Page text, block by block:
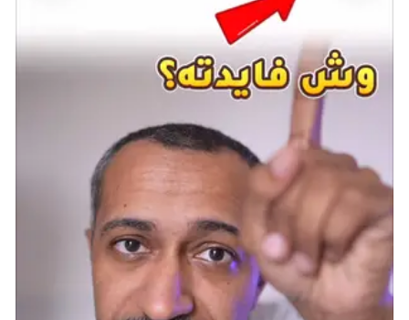
كاملة بالإضافة إلى جدول مواعيد السكك الحديدية لخدمة
السكك الحديدية في Cornwall City، تمامًا مثل محطة
القطار الحقيقية. لم تكن Rockstar بحاجة لذلك، لكنها
فعلته، وحتى أن الجدول الزمني يتضمن مؤشرات واقعية
لمدى الوقت الذي تستغرقه كل رحلة للسفر، ساعتان للمسار
الأزرق وساعة واحدة للمسار الأحمر، إذا كنت مهتمًا.
شارك هذه الصفحة عبر